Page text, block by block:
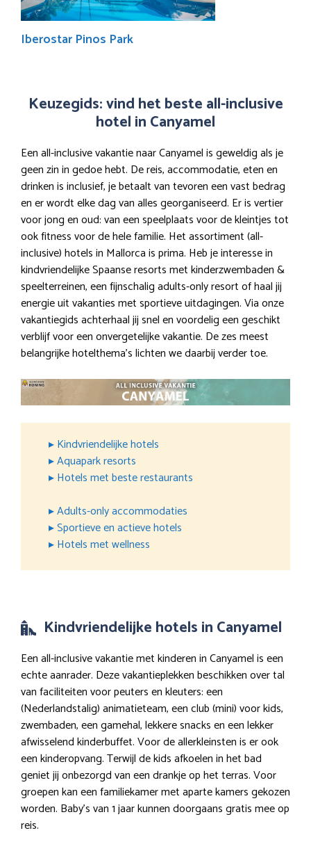
Iberostar Pinos Park
Keuzegids: vind het beste all-inclusive
hotel in Canyamel
Een all-inclusive vakantie naar Canyamel is geweldig als je
geen zin in gedoe hebt. De reis, accommodatie, eten en
drinken is inclusief, je betaalt van tevoren een vast bedrag
en er wordt elke dag van alles georganiseerd. Er is vertier
voor jong en oud: van een speelplaats voor de kleintjes tot
ook fitness voor de hele familie. Het assortiment (all-
inclusive) hotels in Mallorca is prima. Heb je interesse in
kindvriendelijke Spaanse resorts met kinderzwembaden &
speelterreinen, een fijnschalig adults-only resort of haal jij
energie uit vakanties met sportieve uitdagingen. Via onze
vakantiegids achterhaal jij snel en voordelig een geschikt
verblijf voor een onvergetelijke vakantie. De zes meest
belangrijke hotelthema’s lichten we daarbij verder toe.
▸ Kindvriendelijke hotels
▸ Aquapark resorts
▸ Hotels met beste restaurants
▸ Adults-only accommodaties
▸ Sportieve en actieve hotels
▸ Hotels met wellness
Kindvriendelijke hotels in Canyamel
Een all-inclusive vakantie met kinderen in Canyamel is een
echte aanrader. Deze vakantieplekken beschikken over tal
van faciliteiten voor peuters en kleuters: een
(Nederlandstalig) animatieteam, een club (mini) voor kids,
zwembaden, een gamehal, lekkere snacks en een lekker
afwisselend kinderbuffet. Voor de allerkleinsten is er ook
een kinderopvang. Terwijl de kids afkoelen in het bad
geniet jij onbezorgd van een drankje op het terras. Voor
groepen kan een familiekamer met aparte kamers gekozen
worden. Baby’s van 1 jaar kunnen doorgaans gratis mee op
reis.